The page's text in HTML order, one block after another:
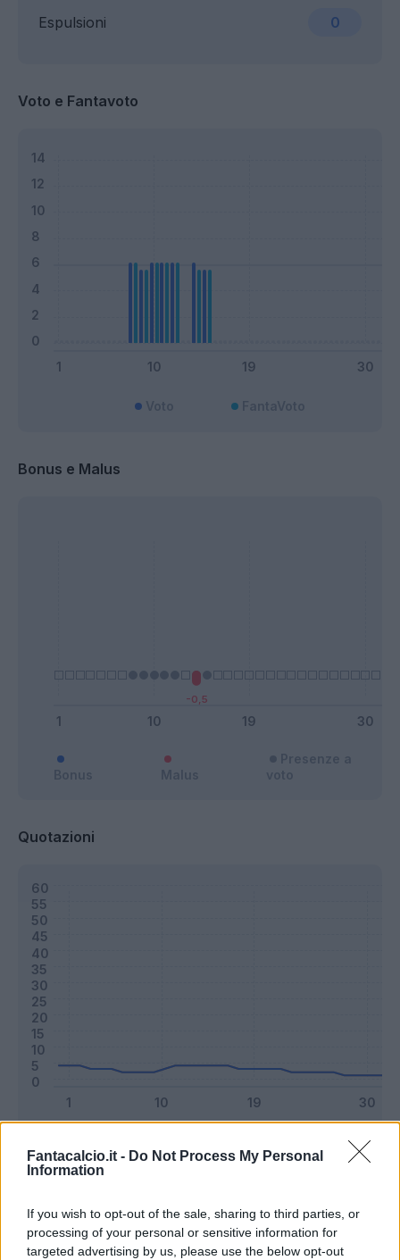
Fantacalcio.it - Do Not Process My Personal
Information
If you wish to opt-out of the sale, sharing to third parties, or
processing of your personal or sensitive information for
targeted advertising by us, please use the below opt-out
Espulsioni 0
Voto e Fantavoto
Bonus e Malus
Quotazioni
Riepilogo stagione
Titolare 5 - 13